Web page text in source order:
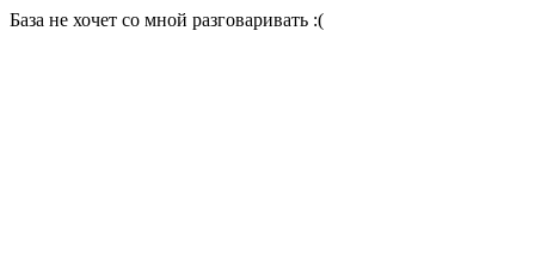
База не хочет со мной разговаривать :(